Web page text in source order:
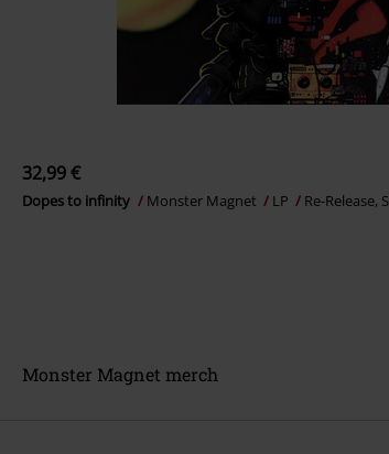
32,99 €
Dopes to infinity Monster Magnet LP Re-Release,
Monster Magnet merch